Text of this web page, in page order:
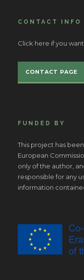
CONTACT INFO
Click here if you
CONTACT PAGE
FUNDED BY
This project has
European
only of the author,
responsible for any
information